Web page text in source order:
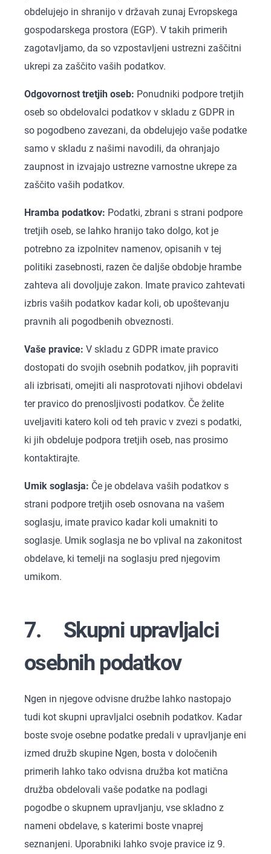
obdelujejo in shranijo v državah zunaj Evropskega
gospodarskega prostora (EGP). V takih primerih
zagotavljamo, da so vzpostavljeni ustrezni zaščitni
ukrepi za zaščito vaših podatkov.
Odgovornost tretjih oseb: Ponudniki podpore tretjih
oseb so obdelovalci podatkov v skladu z GDPR in
so pogodbeno zavezani, da obdelujejo vaše podatke
samo v skladu z našimi navodili, da ohranjajo
zaupnost in izvajajo ustrezne varnostne ukrepe za
zaščito vaših podatkov.
Hramba podatkov: Podatki, zbrani s strani podpore
tretjih oseb, se lahko hranijo tako dolgo, kot je
potrebno za izpolnitev namenov, opisanih v tej
politiki zasebnosti, razen če daljše obdobje hrambe
zahteva ali dovoljuje zakon. Imate pravico zahtevati
izbris vaših podatkov kadar koli, ob upoštevanju
pravnih ali pogodbenih obveznosti.
Vaše pravice: V skladu z GDPR imate pravico
dostopati do svojih osebnih podatkov, jih popraviti
ali izbrisati, omejiti ali nasprotovati njihovi obdelavi
ter pravico do prenosljivosti podatkov. Če želite
uveljaviti katero koli od teh pravic v zvezi s podatki,
ki jih obdeluje podpora tretjih oseb, nas prosimo
kontaktirajte.
Umik soglasja: Če je obdelava vaših podatkov s
strani podpore tretjih oseb osnovana na vašem
soglasju, imate pravico kadar koli umakniti to
soglasje. Umik soglasja ne bo vplival na zakonitost
obdelave, ki temelji na soglasju pred njegovim
umikom.
7. Skupni upravljalci
osebnih podatkov
Ngen in njegove odvisne družbe lahko nastopajo
tudi kot skupni upravljalci osebnih podatkov. Kadar
boste svoje osebne podatke predali v upravljanje eni
izmed družb skupine Ngen, bosta v določenih
primerih lahko tako odvisna družba kot matična
družba obdelovali vaše podatke na podlagi
pogodbe o skupnem upravljanju, vse skladno z
nameni obdelave, s katerimi boste vnaprej
seznanjeni. Uporabniki lahko svoje pravice iz 9.